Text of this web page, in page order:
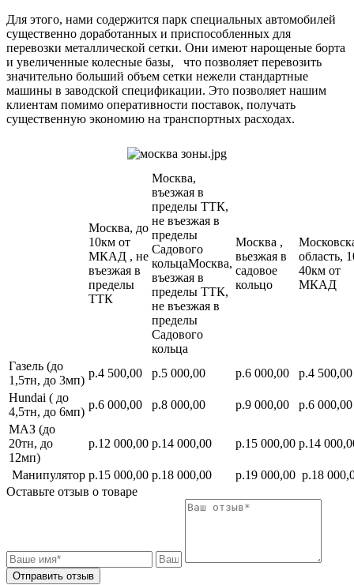
Для этого, нами содержится парк специальных автомобилей
существенно доработанных и приспособленных для
перевозки металлической сетки. Они имеют нарощеные борта
и увеличенные колесные базы, что позволяет перевозить
значительно больший объем сетки нежели стандартные
машины в заводской спецификации. Это позволяет нашим
клиентам помимо оперативности поставок, получать
существенную экономию на транспортных расходах.
Москва, до
10км от
МКАД , не
въезжая в
пределы
ТТК
Москва,
въезжая в
пределы ТТК,
не въезжая в
пределы
Садового
кольцаМосква,
въезжая в
пределы ТТК,
не въезжая в
пределы
Садового
кольца
Москва ,
вьезжая в
садовое
кольцо
область,
40км от
МКАД
Газель (до
1,5тн, до 3мп)
р.4 500,00 р.5 000,00 р.6 000,00
р.4 500,00
Hundai ( до
4,5тн, до 6мп)
р.6 000,00 р.8 000,00 р.9 000,00
р.6 000,00
МАЗ (до
20тн, до
12мп)
р.12 000,00 р.14 000,00 р.15 000,00 р.14
Манипулятор р.15 000,00 р.18 000,00 р.19 000,00 р.18
Оставьте отзыв о товаре
Отправить отзыв